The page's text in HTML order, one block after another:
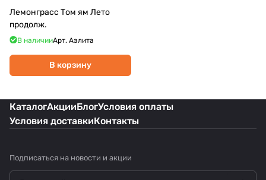
Лемонграсс Том ям Лето
продолж.
В наличииАрт. Аэлита
В корзину
КаталогАкцииБлогУсловия оплаты
Условия доставкиКонтакты
Подписаться на новости и акции